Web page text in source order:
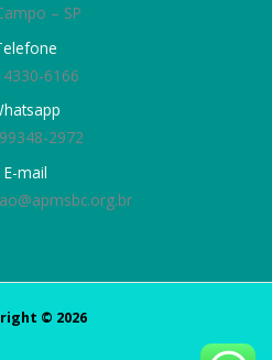
– SP
4330-6166
2972
E-mail
© 2026